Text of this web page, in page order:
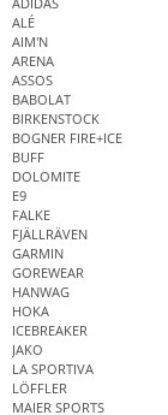
ALÉ
AIM'N
ARENA
ASSOS
BABOLAT
BIRKENSTOCK
BOGNER FIRE+ICE
BUFF
DOLOMITE
E9
FALKE
FJÄLLRÄVEN
GARMIN
GOREWEAR
HANWAG
HOKA
ICEBREAKER
JAKO
LA SPORTIVA
LÖFFLER
MAIER SPORTS